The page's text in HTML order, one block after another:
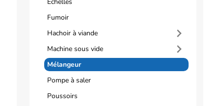
Fumoir
Hachoir à viande
Machine sous vide
Mélangeur
Pompe à saler
Poussoirs